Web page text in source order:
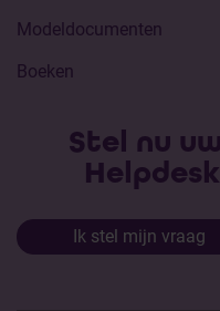
Modeldocumenten
Boeken
Stel nu
Ik stel mijn vraag